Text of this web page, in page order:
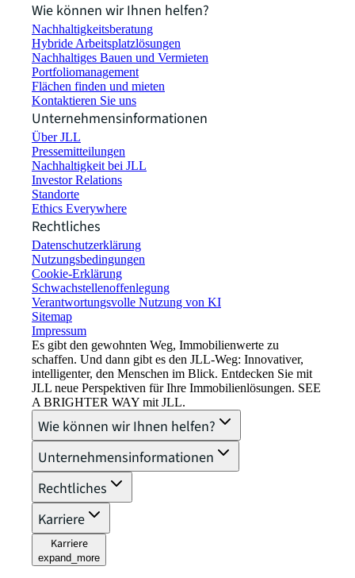
Wie können wir Ihnen helfen?
Nachhaltigkeitsberatung
Hybride Arbeitsplatzlösungen
Nachhaltiges Bauen und Vermieten
Portfoliomanagement
Flächen finden und mieten
Kontaktieren Sie uns
Unternehmensinformationen
Über JLL
Pressemitteilungen
Nachhaltigkeit bei JLL
Investor Relations
Standorte
Ethics Everywhere
Rechtliches
Datenschutzerklärung
Nutzungsbedingungen
Cookie-Erklärung
Schwachstellenoffenlegung
Verantwortungsvolle Nutzung von KI
Sitemap
Impressum​
Es gibt den gewohnten Weg, Immobilienwerte zu
schaffen. Und dann gibt es den JLL-Weg: Innovativer,
intelligenter, den Menschen im Blick. Entdecken Sie mit
JLL neue Perspektiven für Ihre Immobilienlösungen. SEE
A BRIGHTER WAY mit JLL.
Wie können wir Ihnen helfen?
Unternehmensinformationen
Rechtliches
Karriere
Karriere
expand_more